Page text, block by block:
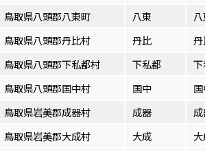
鳥取県八頭郡八東町 八東
鳥取県八頭郡丹比村 丹比
鳥取県八頭郡下私都村 下私都
鳥取県八頭郡国中村 国中
鳥取県岩美郡成器村 成器
鳥取県岩美郡大成村 大成